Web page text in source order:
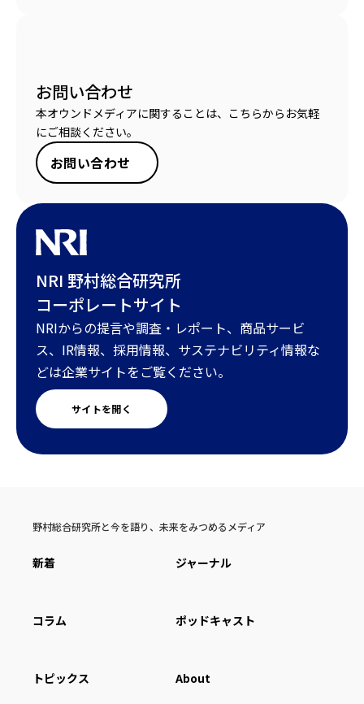
お問い合わせ
本オウンドメディアに関することは、こちらからお気軽
にご相談ください。
お問い合わせ
NRI 野村総合研究所
コーポレートサイト
NRIからの提言や調査・レポート、商品サービ
ス、IR情報、採用情報、サステナビリティ情報な
どは企業サイトをご覧ください。
サイトを開く
野村総合研究所と今を語り、未来をみつめるメディア
新着 ジャーナル
コラム ポッドキャスト
トピックス About